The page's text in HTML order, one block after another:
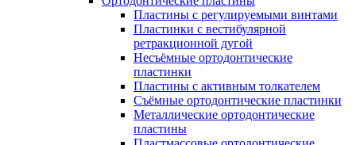
Пластины с регулируемыми винтами
Пластинки с вестибулярной
ретракционной дугой
Несъёмные ортодонтические
пластинки
Пластины с активным толкателем
Съёмные ортодонтические пластинки
Металлические ортодонтические
пластины